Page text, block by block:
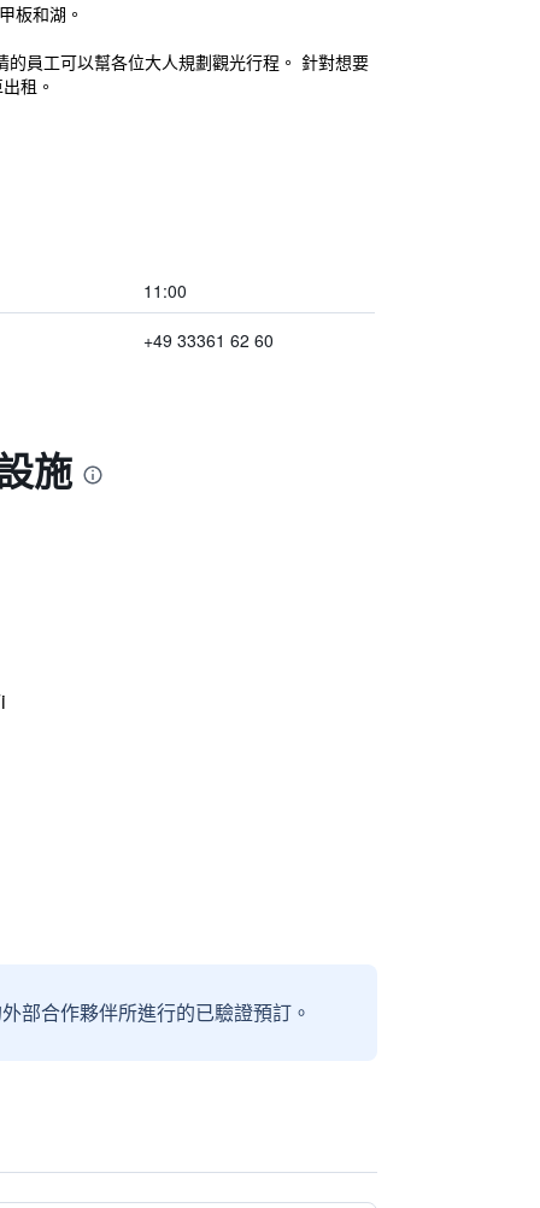
板和湖。
員工可以幫各位大人規劃觀光行程。 針對想要
租。
11:00
+49 33361 62 60
施
部合作夥伴所進行的已驗證預訂。